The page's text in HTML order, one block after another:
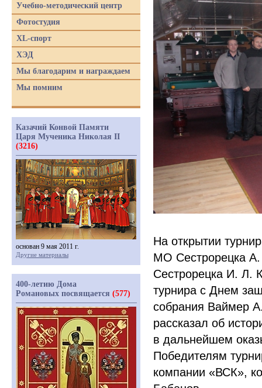
На открытии
МО Сестрорецка А.
Сестрорецка И. Л.
турнира с Днем
собрания Ваймер
рассказал об
в дальнейшем
Победителям
компании «ВСК»,
Учебно-методический центр
Фотостудия
XL-спорт
ХЭД
Мы благодарим и награждаем
Мы помним
Казачий Конвой Памяти
Царя Мученика Николая II
(3216)
основан 9 мая 2011 г.
Другие материалы
400-летию Дома
Романовых посвящается (577)